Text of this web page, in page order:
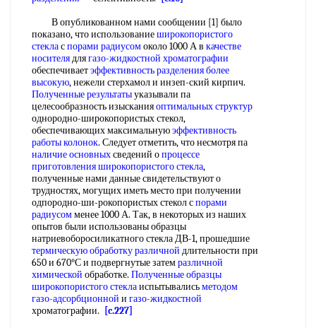
В опубликованном нами сообщении [1] было
показано, что использованиеширокопористого
стекласпорами радиусомоколо 1000 А в качестве
носителядлягазо-жидкостной хроматографии
обеспечиваетэффективность разделенияболее
высокую, нежели стерхамол и инзеп-ский кирпич.
Полученные результатыуказывали па
целесообразность изысканияоптимальных структур
однородно-широкопористых стекол,
обеспечивающих максимальнуюэффективность
работы колонок. Следует отметить, что несмотря па
наличие основныхсведений опроцессе
приготовленияширокопористого стекла,
полученные нами данные свидетельствуют о
трудностях, могущих иметь место при получении
одпородно-ши-рокопористых стекол спорами
радиусомменее 1000 А. Так, в некоторых из наших
опытов были использованы образцы
натриевоборосиликатного стекла ДВ-1, прошедшие
термическую обработку различной длительности при
650 и 670°С и подвергнутые затемразличной
химической обработке. Полученные образцы
широкопористого стеклаиспытывалисьметодом
газо-адсорбционной и газо-жидкостной
хроматографии.
[c.227]